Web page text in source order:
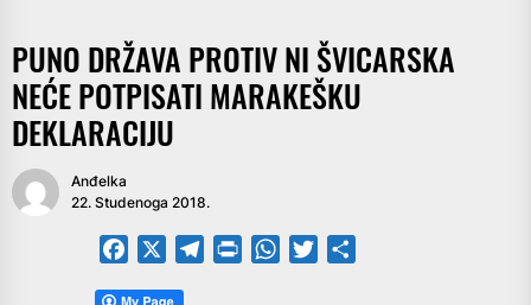
PUNO DRŽAVA PROTIV NI ŠVICARSKA
NEĆE POTPISATI MARAKEŠKU
DEKLARACIJU
Anđelka
22. Studenoga 2018.
Facebook TelegramPrintFriendly
WhatsApp
Twitter